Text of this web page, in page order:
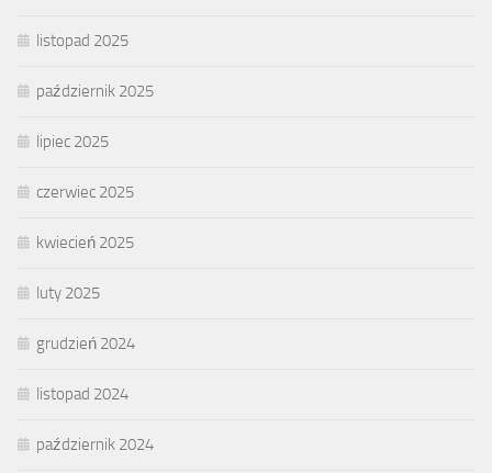
listopad 2025
październik 2025
lipiec 2025
czerwiec 2025
kwiecień 2025
luty 2025
grudzień 2024
listopad 2024
październik 2024